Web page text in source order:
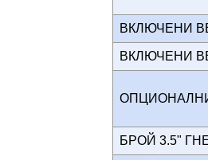
ВКЛЮЧЕНИ
ВКЛЮЧЕНИ
БРОЙ 3.5"